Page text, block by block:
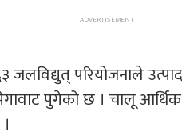
परियोजनाले
पुगेको छ । चालू आर्थिक